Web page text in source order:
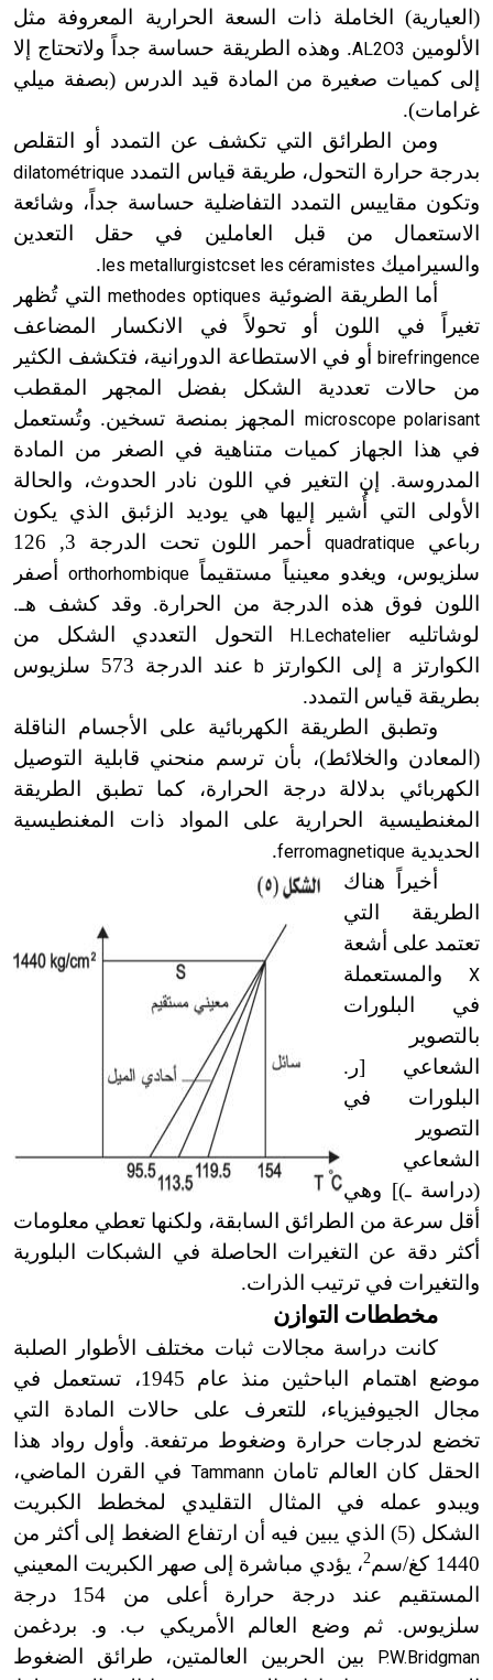
(العيارية) الخاملة ذات السعة الحرارية المعروفة مثل
الألومين AL2O3. وهذه الطريقة حساسة جداً ولاتحتاج إلا
إلى كميات صغيرة من المادة قيد الدرس (بصفة ميلي
غرامات)
.
ومن الطرائق التي تكشف عن التمدد أو التقلص
بدرجة حرارة التحول، طريقة قياس التمدد dilatométrique
وتكون مقاييس التمدد التفاضلية حساسة جداً، وشائعة
الاستعمال من قبل العاملين في حقل التعدين
والسيراميك les metallurgistcset les céramistes
.
أما الطريقة الضوئية methodes optiquesالتي تُظهر
تغيراً في اللون أو تحولاً في الانكسار المضاعف
birefringence
أو في الاستطاعة الدورانية، فتكشف الكثير
من حالات تعددية الشكل بفضل المجهر المقطب
microscope polarisant المجهز بمنصة تسخين. وتُستعمل
في هذا الجهاز كميات متناهية في الصغر من المادة
المدروسة. إن التغير في اللون نادر الحدوث، والحالة
الأولى التي أُشير إليها هي يوديد الزئبق الذي يكون
رباعي quadratique
أحمر اللون تحت الدرجة 3, 126
سلزيوس، ويغدو معينياً مستقيماً orthorhombiqueأصفر
اللون فوق هذه الدرجة من الحرارة. وقد كشف هـ.
لوشاتليه H.Lechatelier
التحول التعددي الشكل من
الكوارتز aإلى الكوارتزb
عند الدرجة 573 سلزيوس
بطريقة قياس التمدد.
وتطبق الطريقة الكهربائية على الأجسام الناقلة
(المعادن والخلائط)، بأن ترسم منحني قابلية التوصيل
الكهربائي بدلالة درجة الحرارة، كما تطبق الطريقة
المغنطيسية الحرارية على المواد ذات المغنطيسية
الحديدية ferromagnetique
.
أخيراً هناك
الطريقة التي
تعتمد على أشعة
X والمستعملة
في البلورات
بالتصوير
الشعاعي [ر.
البلورات في
التصوير
الشعاعي
(دراسة ـ)] وهي
أقل سرعة من الطرائق السابقة، ولكنها تعطي معلومات
أكثر دقة عن التغيرات الحاصلة في الشبكات البلورية
والتغيرات في ترتيب الذرات.
مخططات التوازن
كانت دراسة مجالات ثبات مختلف الأطوار الصلبة
موضع اهتمام الباحثين منذ عام 1945، تستعمل في
مجال الجيوفيزياء، للتعرف على حالات المادة التي
تخضع لدرجات حرارة وضغوط مرتفعة. وأول رواد هذا
الحقل كان العالم تامانTammann في القرن الماضي،
ويبدو عمله في المثال التقليدي لمخطط الكبريت
الشكل (5) الذي يبين فيه أن ارتفاع الضغط إلى أكثر من
1440 كغ/سم
2، يؤدي مباشرة إلى صهر الكبريت المعيني
المستقيم عند درجة حرارة أعلى من 154 درجة
سلزيوس. ثم وضع العالم الأمريكي ب. و. بردغمن
P.W.Bridgman
بين الحربين العالمتين، طرائق الضغوط